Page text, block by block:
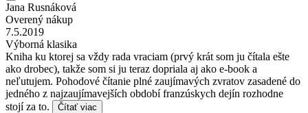
Jana Rusnáková
Overený nákup
7.5.2019
Výborná klasika
Kniha ku ktorej sa vždy rada vraciam (prvý krát som ju čítala ešte
ako drobec), takže som si ju teraz dopriala aj ako e-book a
neľutujem. Pohodové čítanie plné zaujímavých zvratov zasadené do
jedného z najzaujímavejších období franzúskych dejín rozhodne
stojí za to.
Čítať viac